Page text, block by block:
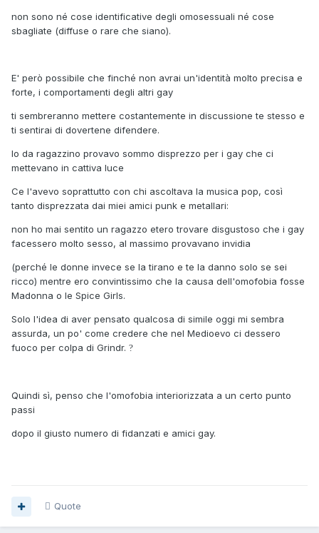
non sono né cose identificative degli omosessuali né cose
sbagliate (diffuse o rare che siano).
E' però possibile che finché non avrai un'identità molto precisa e
forte, i comportamenti degli altri gay
ti sembreranno mettere costantemente in discussione te stesso e
ti sentirai di dovertene difendere.
Io da ragazzino provavo sommo disprezzo per i gay che ci
mettevano in cattiva luce
Ce l'avevo soprattutto con chi ascoltava la musica pop, così
tanto disprezzata dai miei amici punk e metallari:
non ho mai sentito un ragazzo etero trovare disgustoso che i gay
facessero molto sesso, al massimo provavano invidia
(perché le donne invece se la tirano e te la danno solo se sei
ricco) mentre ero convintissimo che la causa dell'omofobia fosse
Madonna o le Spice Girls.
Solo l'idea di aver pensato qualcosa di simile oggi mi sembra
assurda, un po' come credere che nel Medioevo ci dessero
fuoco per colpa di Grindr. ?
Quindi sì, penso che l'omofobia interiorizzata a un certo punto
passi
dopo il giusto numero di fidanzati e amici gay.
Quote